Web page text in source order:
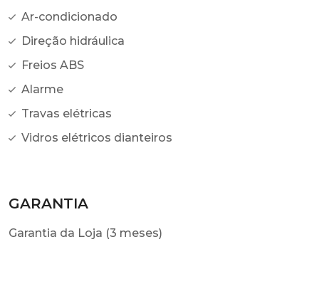
Ar-condicionado
Direção hidráulica
Freios ABS
Alarme
Travas elétricas
Vidros elétricos dianteiros
GARANTIA
Garantia da Loja (3 meses)